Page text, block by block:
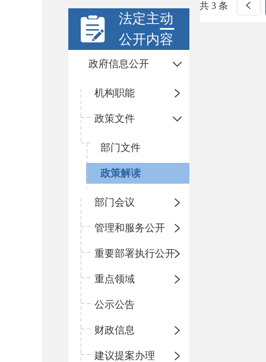
法定主动
公开内容
政府信息公开
机构职能
政策文件
部门文件
政策解读
部门会议
管理和服务公开
重要部署执行公开
重点领域
公示公告
财政信息
建议提案办理
共 3 条